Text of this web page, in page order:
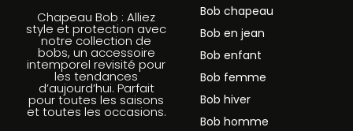
Chapeau Bob : Alliez
style et protection avec
notre collection de
bobs, un accessoire
intemporel revisité pour
les tendances
d’aujourd’hui. Parfait
pour toutes les saisons
et toutes les occasions.
Bob chapeau
Bob en jean
Bob enfant
Bob femme
Bob hiver
Bob homme